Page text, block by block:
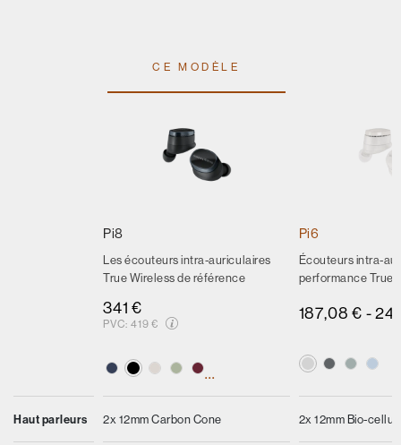
Haut parleurs
CE MODÈLE
Pi8
Les écouteurs intra-auriculaires
True Wireless de référence
341 €
PVC: 419 €
...
2x 12mm Carbon Cone
Pi6
Écouteurs intra-
performance True
187,08 € -
2x 12mm Bio-